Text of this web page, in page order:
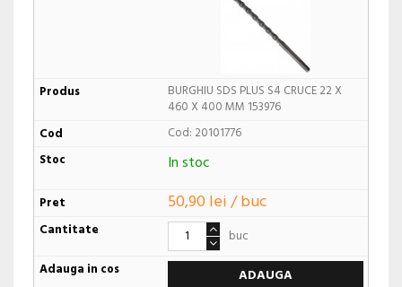
BURGHIU SDS PLUS S4 CRUCE 22 X
460 X 400 MM 153976
Cod: 20101776
In stoc
50,90 lei / buc
buc
ADAUGA